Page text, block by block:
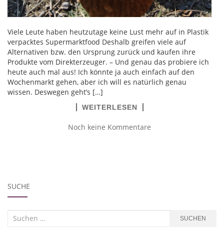
Viele Leute haben heutzutage keine Lust mehr auf in Plastik
verpacktes Supermarktfood Deshalb greifen viele auf
Alternativen bzw. den Ursprung zurück und kaufen ihre
Produkte vom Direkterzeuger. – Und genau das probiere ich
heute auch mal aus! Ich könnte ja auch einfach auf den
Wochenmarkt gehen, aber ich will es natürlich genau
wissen. Deswegen geht’s […]
WEITERLESEN
Noch keine Kommentare
SUCHE
Suchen
nach:
SUCHEN